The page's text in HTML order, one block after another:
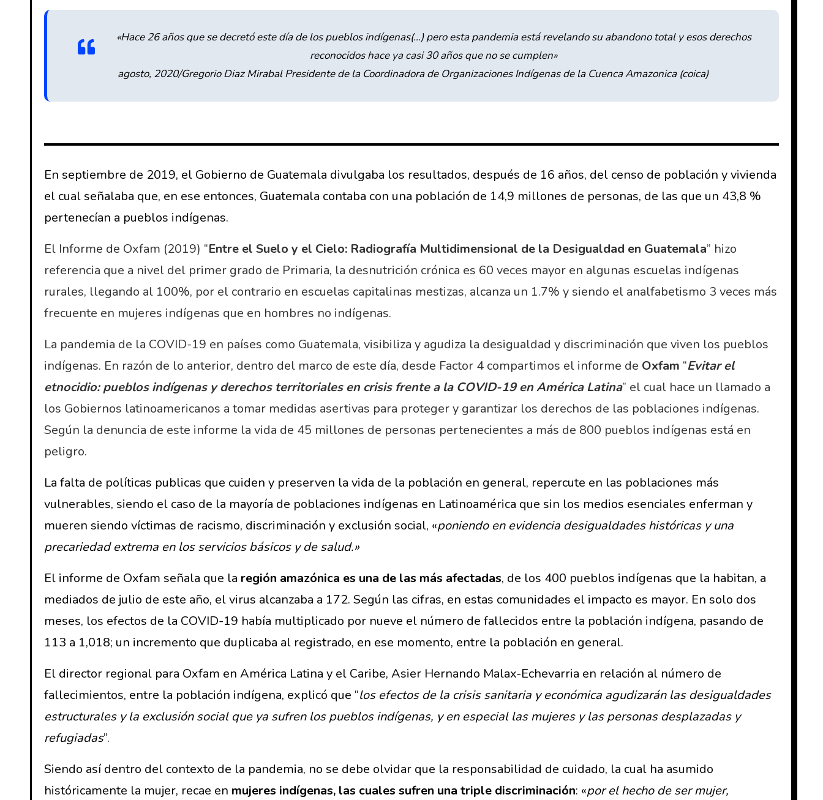
«Hace 26 años que se decretó este día de los pueblos indígenas(…) pero esta pandemia está revelando su abandono total y esos derechos
reconocidos hace ya casi 30 años que no se cumplen»
agosto, 2020/Gregorio Diaz Mirabal Presidente de la Coordinadora de Organizaciones Indígenas de la Cuenca Amazonica (coica)
En septiembre de 2019, el Gobierno de Guatemala divulgaba los resultados, después de 16 años, del censo de población y vivienda
el cual señalaba que, en ese entonces, Guatemala contaba con una población de 14,9 millones de personas, de las que un 43,8 %
pertenecían a pueblos indígenas.
El Informe de Oxfam (2019) “Entre el Suelo y el Cielo: Radiografía Multidimensional de la Desigualdad en Guatemala” hizo
referencia que a nivel del primer grado de Primaria, la desnutrición crónica es 60 veces mayor en algunas escuelas indígenas
rurales, llegando al 100%, por el contrario en escuelas capitalinas mestizas, alcanza un 1.7% y siendo el analfabetismo 3 veces más
frecuente en mujeres indígenas que en hombres no indígenas.
La pandemia de la COVID-19 en países como Guatemala, visibiliza y agudiza la desigualdad y discriminación que viven los pueblos
indígenas. En razón de lo anterior, dentro del marco de este día, desde Factor 4 compartimos el informe de Oxfam “Evitar el
etnocidio: pueblos indígenas y derechos territoriales en crisis frente a la COVID-19 en América Latina” el cual hace un llamado a
los Gobiernos latinoamericanos a tomar medidas asertivas para proteger y garantizar los derechos de las poblaciones indígenas.
Según la denuncia de este informe la vida de 45 millones de personas pertenecientes a más de 800 pueblos indígenas está en
peligro.
La falta de políticas publicas que cuiden y preserven la vida de la población en general, repercute en las poblaciones más
vulnerables, siendo el caso de la mayoría de poblaciones indígenas en Latinoamérica que sin los medios esenciales enferman y
mueren siendo víctimas de racismo, discriminación y exclusión social, «poniendo en evidencia desigualdades históricas y una
precariedad extrema en los servicios básicos y de salud.»
El informe de Oxfam señala que la región amazónica es una de las más afectadas, de los 400 pueblos indígenas que la habitan, a
mediados de julio de este año, el virus alcanzaba a 172. Según las cifras, en estas comunidades el impacto es mayor. En solo dos
meses, los efectos de la COVID-19 había multiplicado por nueve el número de fallecidos entre la población indígena, pasando de
113 a 1,018; un incremento que duplicaba al registrado, en ese momento, entre la población en general.
El director regional para Oxfam en América Latina y el Caribe, Asier Hernando Malax-Echevarria en relación al número de
fallecimientos, entre la población indígena, explicó que “los efectos de la crisis sanitaria y económica agudizarán las desigualdades
estructurales y la exclusión social que ya sufren los pueblos indígenas, y en especial las mujeres y las personas desplazadas y
refugiadas”.
Siendo así dentro del contexto de la pandemia, no se debe olvidar que la responsabilidad de cuidado, la cual ha asumido
históricamente la mujer, recae en mujeres indígenas, las cuales sufren una triple discriminación: «por el hecho de ser mujer,